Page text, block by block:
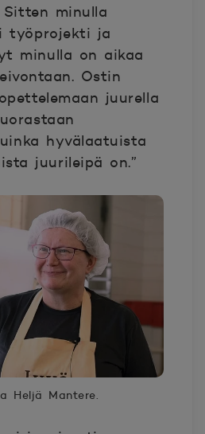
Sitten minulla
työprojekti ja
minulla on aikaa
Ostin
juurella
hyvälaatuista
juurileipä on.”
Heljä Mantere.